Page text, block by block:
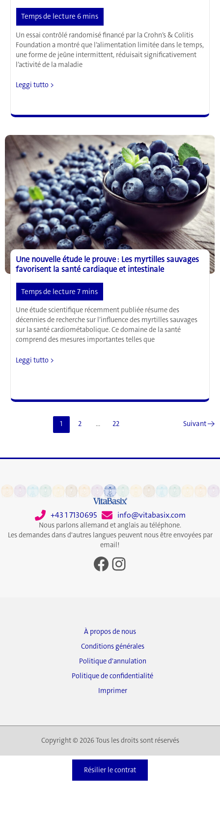
Un essai contrôlé randomisé financé par la Crohn’s & Colitis
Foundation a montré que l’alimentation limitée dans le temps,
une forme de jeûne intermittent, réduisait significativement
l’activité de la maladie
Une
heures
repas
peut
entraîner
une
réduction
significative
des
symptômes
de
la
maladie
de
Crohn
Leggi tutto >
Une nouvelle étude le prouve : Les myrtilles sauvages
favorisent la santé cardiaque et intestinale
Une étude scientifique récemment publiée résume des
décennies de recherche sur l’influence des myrtilles sauvages
sur la santé cardiométabolique. Ce domaine de la santé
comprend des mesures importantes telles que
Une
prouve
la
et
intestinale
Leggi tutto >
1 2 … 22 Suivant→
+43 1 7130695 info@vitabasix.com
Nous parlons allemand et anglais au téléphone.
Les demandes dans d'autres langues peuvent nous être envoyées par
email!
Facebook
Instagram
À propos de nous
Conditions générales
Politique d'annulation
Politique de confidentialité
Imprimer
Copyright © 2026 Tous les droits sont réservés
Résilier le contrat